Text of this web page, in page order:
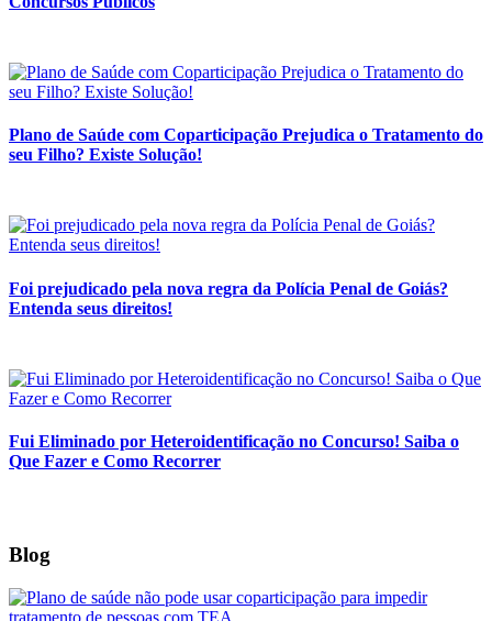
Plano de Saúde com Coparticipação Prejudica o Tratamento do
seu Filho? Existe Solução!
Foi prejudicado pela nova regra da Polícia Penal de Goiás?
Entenda seus direitos!
Fui Eliminado por Heteroidentificação no Concurso! Saiba o
Que Fazer e Como Recorrer
Blog